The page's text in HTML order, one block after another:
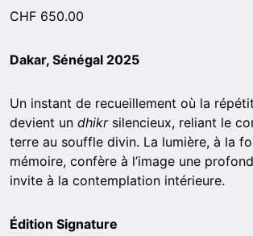
CHF 650.00
Dakar, Sénégal 2025
Un instant de recueillement où la
devient un dhikrsilencieux, reliant le
terre au souffle divin. La lumière, à la
mémoire, confère à l’image une
invite à la contemplation intérieure.
Édition Signature